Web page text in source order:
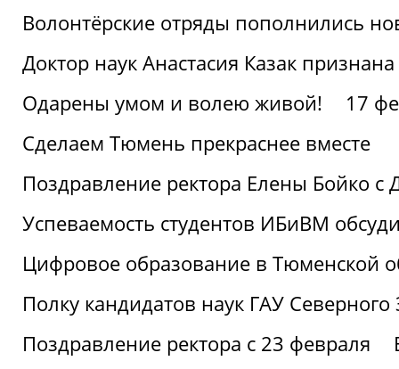
Волонтёрские отряды пополнились
Доктор наук Анастасия Казак
Одарены умом и волею живой!
17
Сделаем Тюмень прекраснее вместе
Поздравление ректора Елены Бойко с
Успеваемость студентов ИБиВМ
Цифровое образование в Тюменской
Полку кандидатов наук ГАУ
Поздравление ректора с 23 февраля